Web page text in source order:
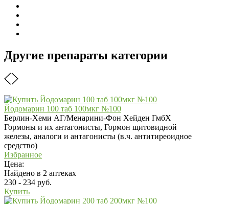
Другие препараты категории
Йодомарин 100 таб 100мкг №100
Берлин-Хеми АГ/Менарини-Фон Хейден ГмбХ
Гормоны и их антагонисты, Гормон щитовидной
железы, аналоги и антагонисты (в.ч. антитиреоидное
средство)
Избранное
Цена:
Найдено в 2 аптеках
230 - 234 руб.
Купить